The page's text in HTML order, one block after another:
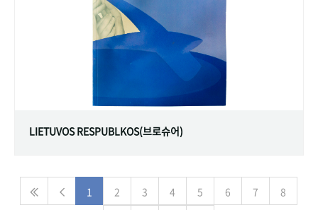
LIETUVOS RESPUBLKOS(브로슈어)
1 2 3 4 5 6 7 8